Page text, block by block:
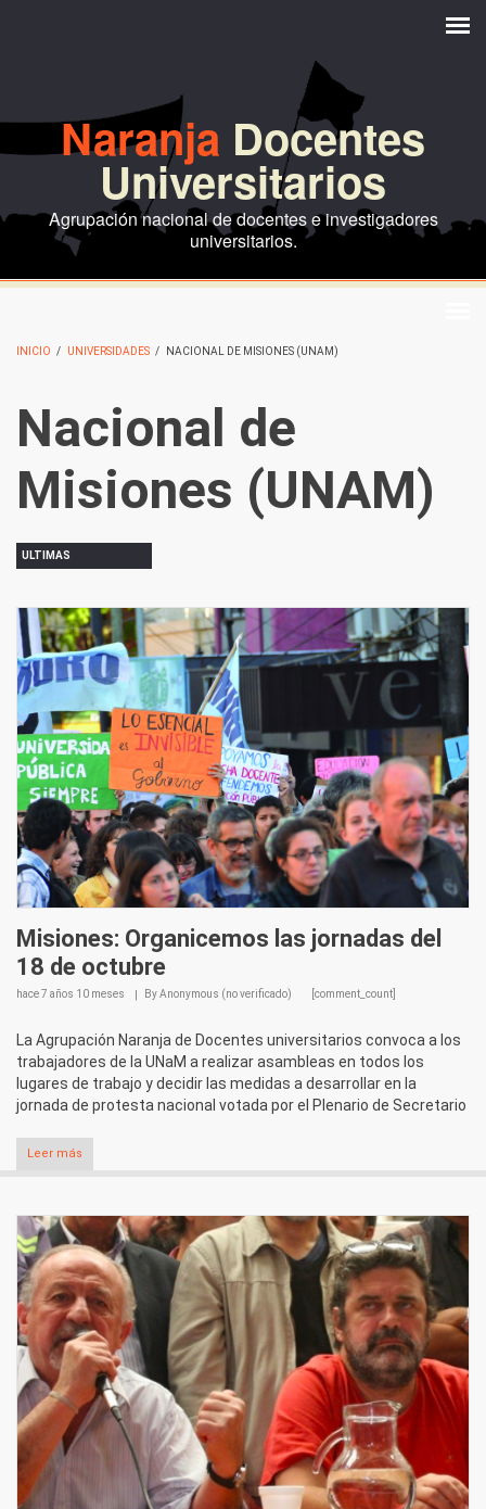
Naranja Docentes
Universitarios
Agrupación nacional de docentes e investigadores
universitarios.
INICIO / UNIVERSIDADES / NACIONAL DE MISIONES (UNAM)
Nacional de
Misiones (UNAM)
ULTIMAS
Misiones: Organicemos las jornadas del
18 de octubre
hace 7 años 10 meses ByAnonymous (no verificado) [comment_count]
La Agrupación Naranja de Docentes universitarios convoca a los
trabajadores de la UNaM a realizar asambleas en todos los
lugares de trabajo y decidir las medidas a desarrollar en la
jornada de protesta nacional votada por el Plenario de Secretario
Leer más